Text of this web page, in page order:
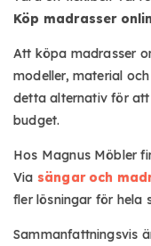
Köp madrasser
Att köpa madrasser
modeller, material
detta alternativ för
budget.
Hos Magnus Möbler
Via sängar och
fler lösningar för hela
Sammanfattningsvis